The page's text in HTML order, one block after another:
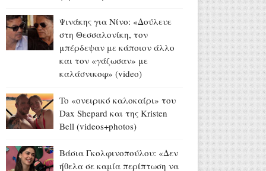
Αύγουστος 06, 2026
Γιάννης Φακίνος για
«Λογαριασμό» και Κατερίνα
Λιόλιου: «Δεν το είχαμε κάνει
(videos)
Αύγουστος 06, 2026
Ιακωβίδη η Μαριάννα
Γεωργαντή - Γιάννης
Ψινάκης για Νίνο: «Δούλευε
στη Θεσσαλονίκη, τον
μπέρδεψαν με κάποιον άλλο
και τον «γάζωσαν» με
καλάσνικοφ» (video)
To «ονειρικό καλοκαίρι» του
Dax Shepard και της Kristen
Bell (videos+photos)
Βάσια Γκολφινοπούλου: «Δεν
ήθελα σε καμία περίπτωση να